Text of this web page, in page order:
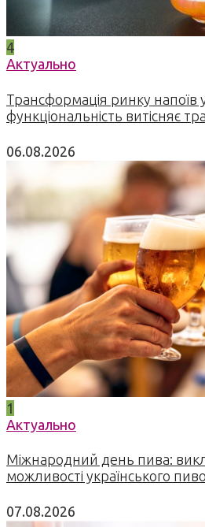
4
Актуально
Трансформація ринку напоїв
функціональність витісняє
06.08.2026
1
Актуально
Міжнародний день пива:
можливості українського
07.08.2026